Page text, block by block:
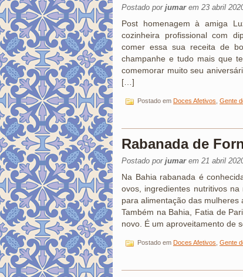
Postado por jumarem 23 abril
Post homenagem à amiga
cozinheira profissional com
comer essa sua receita de
champanhe e tudo mais que
comemorar muito seu
[…]
Postado em Doces Afetivos Gente
Rabanada de
Postado por jumarem 21 abril
Na Bahia rabanada é
ovos, ingredientes nutritivos
para alimentação das mulheres
Também na Bahia, Fatia de
novo. É um aproveitamento de
Postado em Doces Afetivos Gente